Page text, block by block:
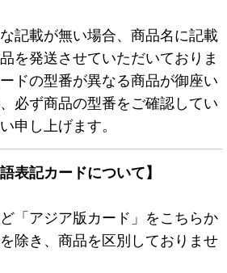
記載が無い場合、商品名に記載
を発送させていただいておりま
ドの型番が異なる商品が御座い
必ず商品の型番をご確認してい
申し上げます。
表記カードについて】
「アジア版カード」をこちらか
除き、商品を区別しておりませ